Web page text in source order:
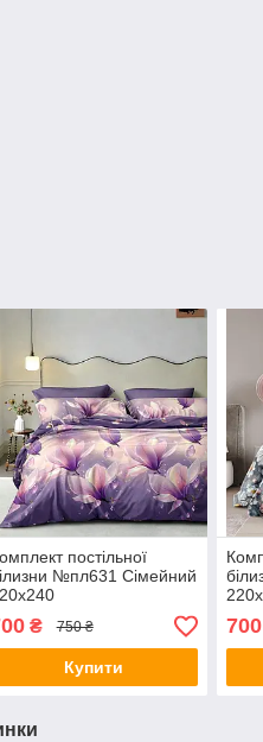
постільної
№пл631 Сімейний
₴ 750 ₴
Купити
700